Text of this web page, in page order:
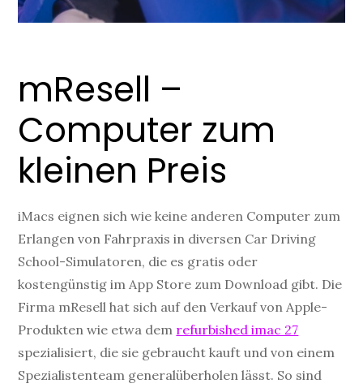
mResell –
Computer zum
kleinen Preis
iMacs eignen sich wie keine anderen Computer zum
Erlangen von Fahrpraxis in diversen Car Driving
School-Simulatoren, die es gratis oder
kostengünstig im App Store zum Download gibt. Die
Firma mResell hat sich auf den Verkauf von Apple-
Produkten wie etwa dem refurbished imac 27
spezialisiert, die sie gebraucht kauft und von einem
Spezialistenteam generalüberholen lässt. So sind